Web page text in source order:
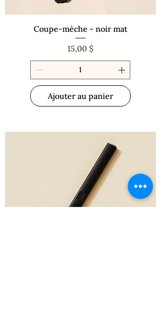
Coupe-mèche - noir mat
Prix
15,00 $
Ajouter au panier